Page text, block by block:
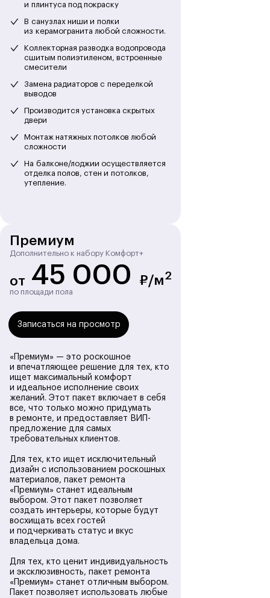
На балконе/лоджии осуществляется
отделка полов, стен и потолков,
утепление.
Производится установка скрытых
двери
Замена радиаторов с переделкой
выводов
Коллекторная разводка водопровода
сшитым полиэтиленом, встроенные
смесители
В санузлах ниши и полки
из керамогранита любой сложности.
и плинтуса под покраску
Монтаж натяжных потолков любой
сложности
Премиум
от 45 000 ₽/м2
«Премиум» — это роскошное
и впечатляющее решение для тех, кто
ищет максимальный комфорт
и идеальное исполнение своих
желаний. Этот пакет включает в себя
все, что только можно придумать
в ремонте, и предоставляет ВИП-
предложение для самых
требовательных клиентов.
Для тех, кто ищет исключительный
дизайн с использованием роскошных
материалов, пакет ремонта
«Премиум» станет идеальным
выбором. Этот пакет позволяет
создать интерьеры, которые будут
восхищать всех гостей
и подчеркивать статус и вкус
владельца дома.
Для тех, кто ценит индивидуальность
и эксклюзивность, пакет ремонта
«Премиум» станет отличным выбором.
Пакет позволяет использовать любые
Дополнительно к набору Комфорт+
по площади пола
Записаться на просмотр
Ремонт и отделка
студии под ключ
компании ФинишРемонт включает полный
цикл работ от разработки концепции до
финальной уборки. Мы берем на себя все
этапы: демонтаж старых покрытий,
выравнивание поверхностей, монтаж
инженерных систем и чистовую отделку.
Особое внимание уделяем грамотному
зонированию пространства, используя
перегородки, подиумы, разные уровни
пола и потолка. Все работы выполняются с
соблюдением строительных нормативов и
с учетом особенностей конкретного дома.